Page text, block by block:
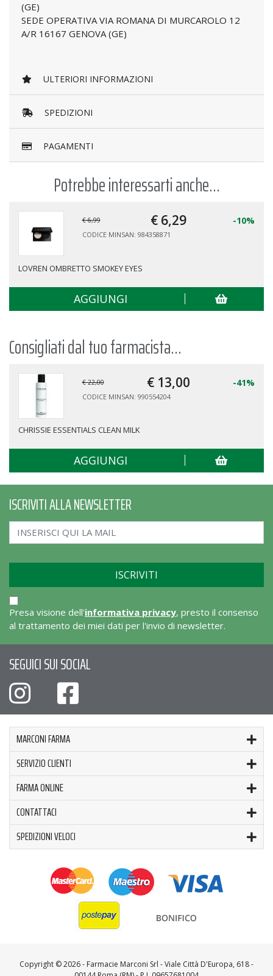
(GE)
SEDE OPERATIVA VIA ROMANA DI MURCAROLO 12
A/R 16167 GENOVA (GE)
ULTERIORI INFORMAZIONI
SPEDIZIONI
PAGAMENTI
Potrebbe interessarti anche...
€ 6,99 € 6,29 -10%
CODICE MINSAN: 984358871
LOVREN OMBRETTO SMOKEY EYES
AGGIUNGI
Consigliati dal tuo farmacista...
€ 22,00 € 13,00 -41%
CODICE MINSAN: 990554204
CHRISSIE ESSENTIALS CLEAN MILK
AGGIUNGI
ISCRIVITI ALLA NEWSLETTER
Presa visione dell'informativa privacy, presto il consenso
al trattamento dei miei dati per l'invio di newsletter.
SEGUICI SUI SOCIAL
MARCONI FARMA
SERVIZIO CLIENTI
FARMA ONLINE
CONTATTACI
SPEDIZIONI VELOCI
Copyright ©2026 - Farmacie Marconi Srl - Viale Città D'Europa, 618 -